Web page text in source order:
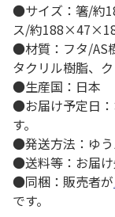
●サイズ：箸/約
ス/約
●材質：フタ/AS
タクリル樹脂、
●生産国：日本
●お届け予定日：
す。
●発送方法：ゆう
●送料等：お届
●同梱：販売者が
です。